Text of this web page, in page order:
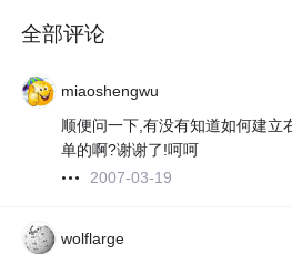
全部评论
miaoshengwu
顺便问一下,有没有知道如何建立
单的啊?谢谢了!呵呵
2007-03-19
wolflarge